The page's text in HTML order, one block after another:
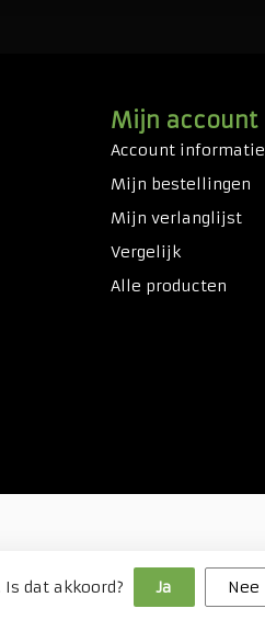
Mijn account
Account informatie
Mijn bestellingen
Mijn verlanglijst
Vergelijk
Alle producten
dat akkoord? Ja Nee